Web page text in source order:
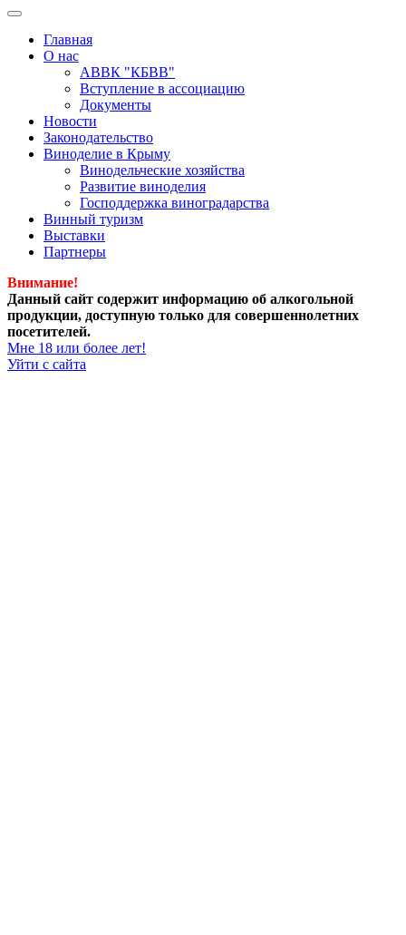
Главная
О нас
АВВК "КБВВ"
Вступление в ассоциацию
Документы
Новости
Законодательство
Виноделие в Крыму
Винодельческие хозяйства
Развитие виноделия
Господдержка виноградарства
Винный туризм
Выставки
Партнеры
Внимание!
Данный сайт содержит информацию об алкогольной
продукции, доступную только для совершеннолетних
посетителей.
Мне 18 или более лет!
Уйти с сайта